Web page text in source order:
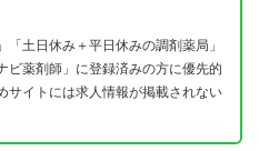
「土日休み＋平日休みの調剤薬局」
ビ薬剤師」に登録済みの方に優先的
サイトには求人情報が掲載されない